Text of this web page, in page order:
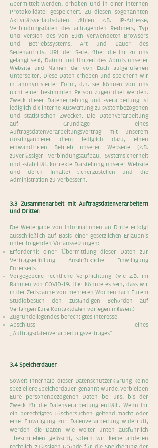
übermittelt werden, erhoben und in einer internen
Protokolldatei gespeichert. Zu diesen sogenannten
Aktivitätsverlaufsdaten zählen z.B. IP-Adresse,
Verbindungsdaten des anfragenden Rechners, Typ
und Version des von Euch verwendeten Browsers
und Betriebssystems, Art und Dauer des
Seitenaufrufs, URL der Seite, über die Ihr zu uns
gelangt seid, Datum und Uhrzeit des Abrufs unserer
Website und Namen der von Euch aufgerufenen
Unterseiten. Diese Daten erheben und speichern wir
in anonymisierter Form, d.h. sie können von uns
nicht einer bestimmten Person zugeordnet werden.
Zweck dieser Datenerhebung und -verarbeitung ist
lediglich die interne Auswertung zu systembezogenen
und statistischen Zwecken. Die Datenverarbeitung
auf Grundlage eines
Auftragsdatenverarbeitungsvertrag mit unserem
Hostinganbieter dient lediglich dazu, einen
einwandfreien Betrieb unserer Webseite (z.B.
zuverlässiger Verbindungsaufbau, Systemsicherheit
und -stabilität, korrekte Darstellung unserer Website
und deren Inhalte) sicherzustellen und die
Administration zu verbessern.
3.3 Zusammenarbeit mit Auftragsdatenverarbeitern
und Dritten
Die Weitergabe von Informationen an Dritte erfolgt
ausschließlich auf Basis einer gesetzlichen Erlaubnis
unter folgenden Voraussetzungen:
Erfordernis einer Übermittlung dieser Daten zur
Vertragserfüllung Ausdrückliche Einwilligung
Eurerseits
Vorgegebene rechtliche Verpflichtung (wie z.B. im
Rahmen von COVID-19. Hier könnte es sein, dass wir
in der Zeitspanne von mehreren Wochen nach Eurem
Studiobesuch den zuständigen Behörden auf
Verlangen Eure Kontaktdaten vorlegen müssen.)
Zugrundeliegendes berechtigtes Interesse
Abschluss eines
„Auftragsdatenverarbeitungsvertrages“
3.4 Speicherdauer
Soweit innerhalb dieser Datenschutzerklärung keine
speziellere Speicherdauer genannt wurde, verbleiben
Eure personenbezogenen Daten bei uns, bis der
Zweck für die Datenverarbeitung entfällt. Wenn Ihr
ein berechtigtes Löschersuchen geltend macht oder
eine Einwilligung zur Datenverarbeitung widerruft,
werden die Daten wie weiter unten ausführlich
beschrieben gelöscht, sofern wir keine anderen